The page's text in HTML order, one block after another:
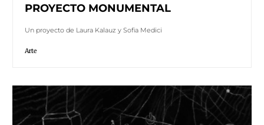
PROYECTO MONUMENTAL
Un proyecto de Laura Kalauz y Sofia Medici
Arte